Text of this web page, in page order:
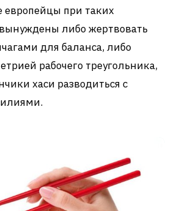
европейцы при таких
либо жертвовать
для баланса, либо
рабочего треугольника,
хаси разводиться с